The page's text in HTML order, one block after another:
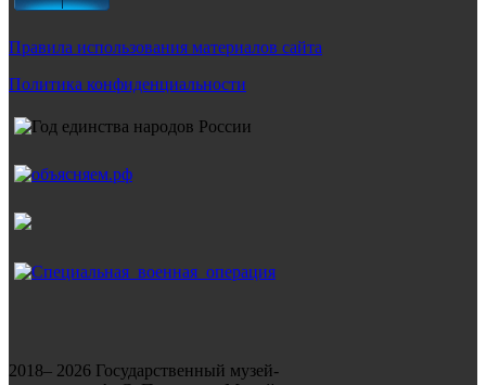
Правила использования материалов сайта
Политика конфиденциальности
2018– 2026 Государственный музей-